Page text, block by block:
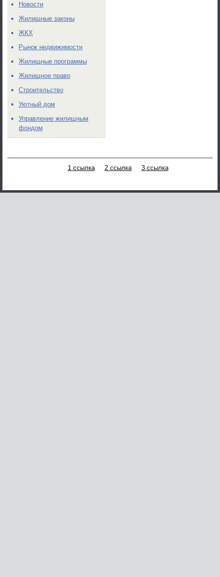
Новости
Жилищные законы
ЖКХ
Рынок недвижимости
Жилищные программы
Жилищное право
Строительство
Уютный дом
Управление жилищным
фондом
1 ссылка 2 ссылка 3 ссылка